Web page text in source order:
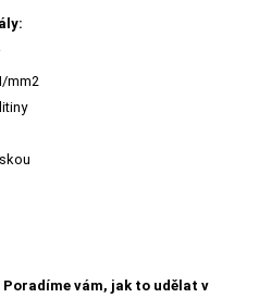
mm2
Poradíme vám, jak to udělat v